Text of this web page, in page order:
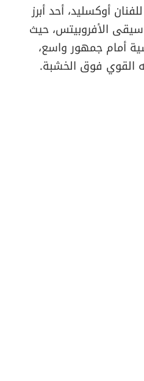
أوكسليد، أحد أبرز
الأفروبيتس، حيث
أمام جمهور واسع،
القوي فوق الخشبة.